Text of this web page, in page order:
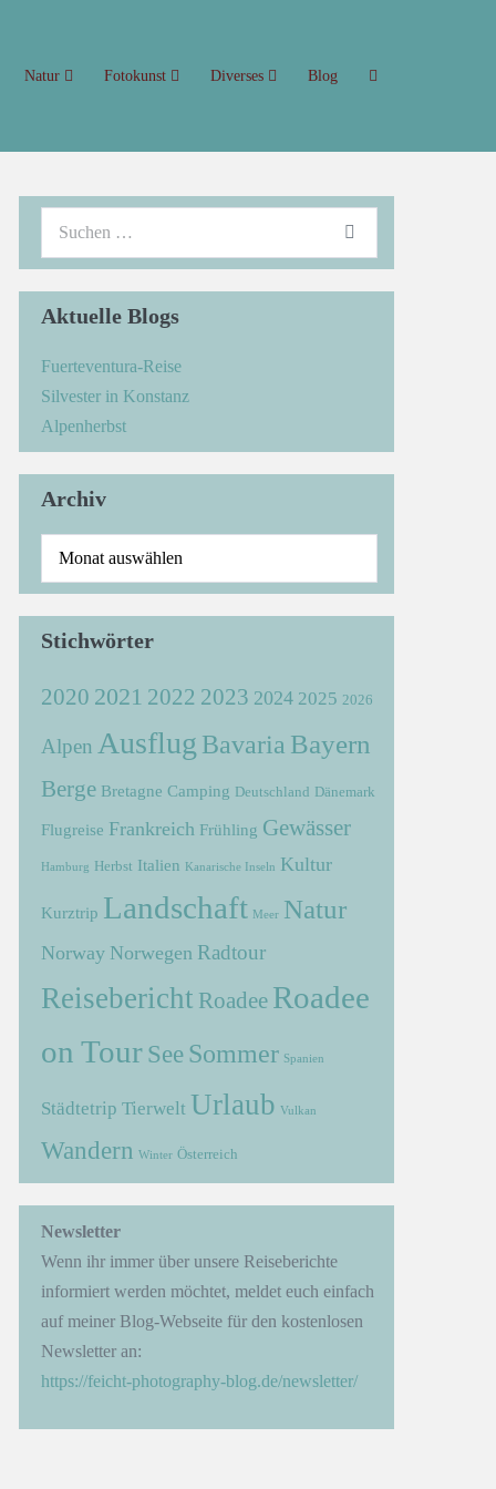
Natur Fotokunst Diverses Blog
Aktuelle Blogs
Fuerteventura-Reise
Silvester in Konstanz
Alpenherbst
Archiv
Stichwörter
2020 2021 2022 2023 2024 2025 2026
Alpen Ausflug Bavaria Bayern
Berge Bretagne Camping Deutschland Dänemark
Flugreise Frankreich Frühling Gewässer
Hamburg Herbst Italien Kanarische Inseln Kultur
Kurztrip Landschaft Meer Natur
Norway Norwegen Radtour
Reisebericht Roadee Roadee
on Tour See Sommer Spanien
Städtetrip Tierwelt Urlaub Vulkan
Wandern Winter Österreich
Newsletter
Wenn ihr immer über unsere Reiseberichte
informiert werden möchtet, meldet euch einfach
auf meiner Blog-Webseite für den kostenlosen
Newsletter an:
https://feicht-photography-blog.de/newsletter/